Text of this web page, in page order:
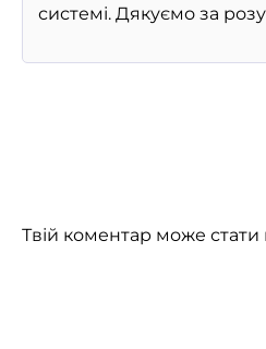
Твій коментар може